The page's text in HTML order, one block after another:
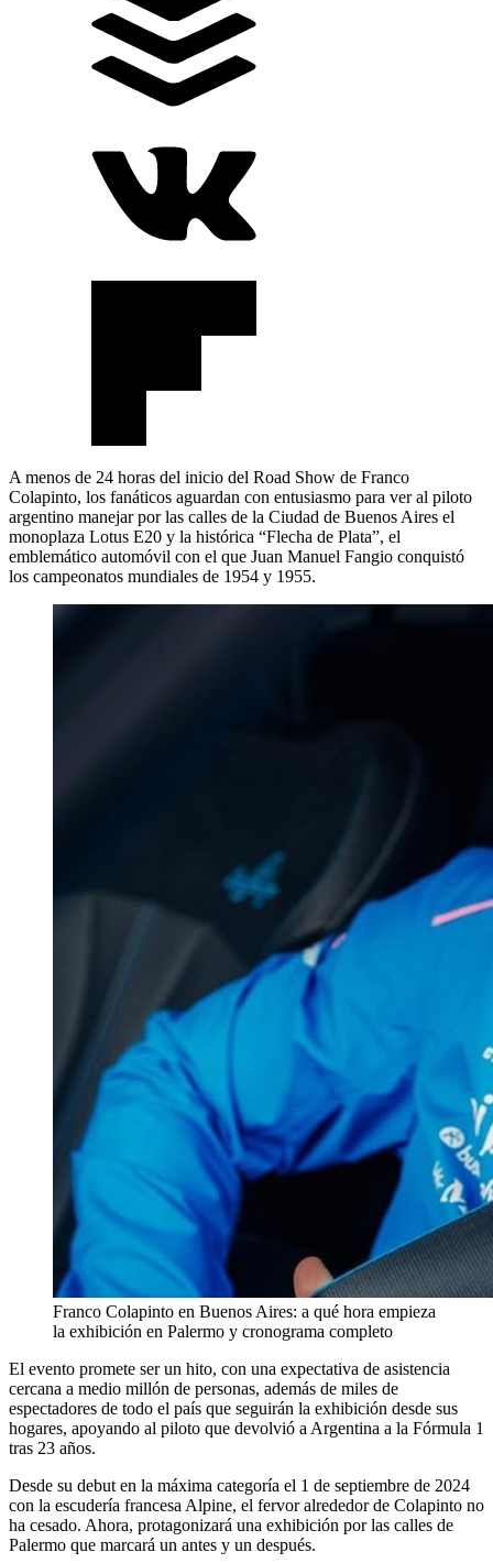
A menos de 24 horas del inicio del Road Show de Franco
Colapinto, los fanáticos aguardan con entusiasmo para ver al piloto
argentino manejar por las calles de la Ciudad de Buenos Aires el
monoplaza Lotus E20 y la histórica “Flecha de Plata”, el
emblemático automóvil con el que Juan Manuel Fangio conquistó
los campeonatos mundiales de 1954 y 1955.
Franco Colapinto en Buenos Aires: a qué hora empieza
la exhibición en Palermo y cronograma completo
El evento promete ser un hito, con una expectativa de asistencia
cercana a medio millón de personas, además de miles de
espectadores de todo el país que seguirán la exhibición desde sus
hogares, apoyando al piloto que devolvió a Argentina a la Fórmula 1
tras 23 años.
Desde su debut en la máxima categoría el 1 de septiembre de 2024
con la escudería francesa Alpine, el fervor alrededor de Colapinto no
ha cesado. Ahora, protagonizará una exhibición por las calles de
Palermo que marcará un antes y un después.